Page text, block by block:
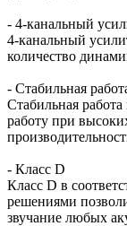
- 4-канальный
4-канальный
количество
- Стабильная
Стабильная
работу при
- Класс D
Класс D в
решениями
звучание любых